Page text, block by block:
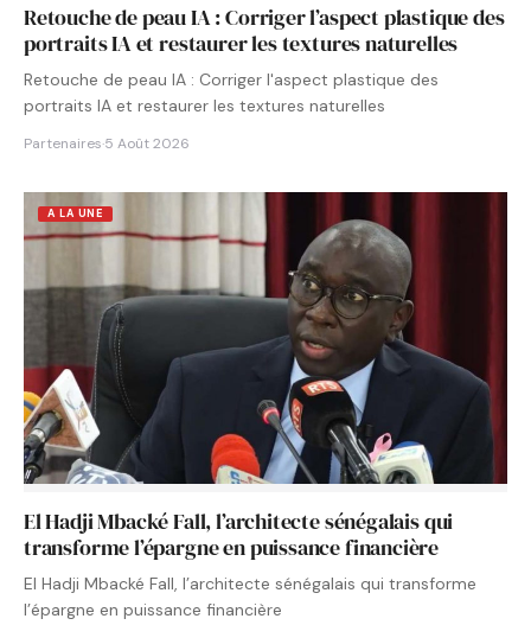
Retouche de peau IA : Corriger l’aspect plastique des
portraits IA et restaurer les textures naturelles
Retouche de peau IA : Corriger l'aspect plastique des
portraits IA et restaurer les textures naturelles
Partenaires·5 Août 2026
A LA UNE
El Hadji Mbacké Fall, l’architecte sénégalais qui
transforme l’épargne en puissance financière
El Hadji Mbacké Fall, l’architecte sénégalais qui transforme
l’épargne en puissance financière